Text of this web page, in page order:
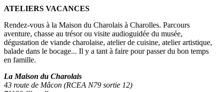
ATELIERS VACANCES
Rendez-vous à la Maison du Charolais à Charolles. Parcours
aventure, chasse au trésor ou visite audioguidée du musée,
dégustation de viande charolaise, atelier de cuisine, atelier artistique,
balade dans le bocage... Il y a tant à faire pour passer du bon temps
en famille.
La Maison du Charolais
43 route de Mâcon (RCEA N79 sortie 12)